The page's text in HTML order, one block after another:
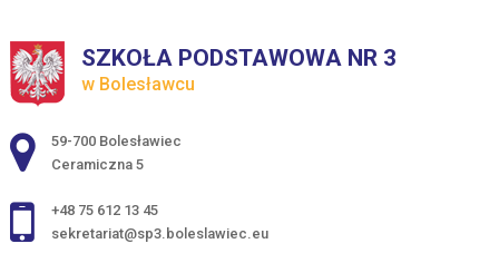
SZKOŁA PODSTAWOWA NR 3
w Bolesławcu
Adres pocztowy:
59-700 Bolesławiec
Ceramiczna 5
+48 75 612 13 45
sekretariat@sp3.boleslawiec.eu